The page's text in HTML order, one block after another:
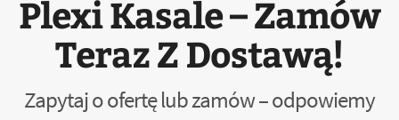
Plexi Kasale – Zamów
Teraz Z Dostawą!
Zapytaj o ofertę lub zamów – odpowiemy